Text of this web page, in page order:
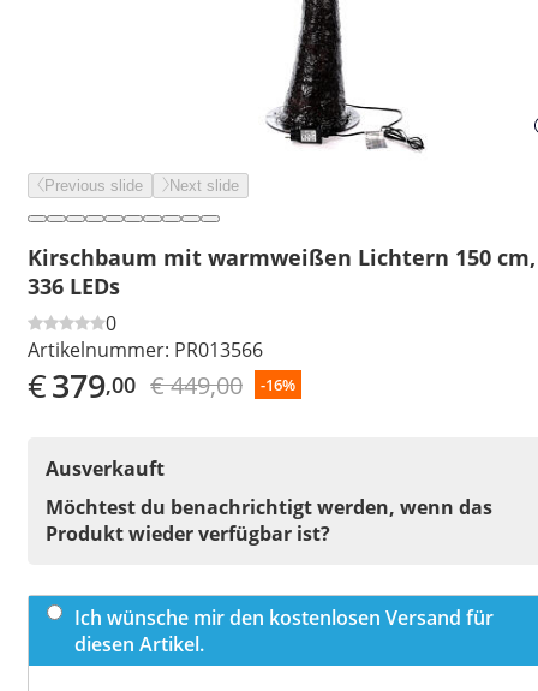
Previous slide Next slide
Kirschbaum mit warmweißen Lichtern 150 cm,
336 LEDs
0
Artikelnummer: PR013566
€379,00 € 449,00 -16%
Ausverkauft
Möchtest du benachrichtigt werden, wenn das
Produkt wieder verfügbar ist?
Ich wünsche mir den kostenlosen Versand für
diesen Artikel.